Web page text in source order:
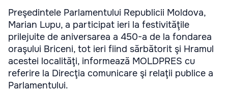
Preşedintele Parlamentului Republicii Moldova,
Marian Lupu, a participat ieri la festivităţile
prilejuite de aniversarea a 450-a de la fondarea
oraşului Briceni, tot ieri fiind sărbătorit şi Hramul
acestei localităţi, informează MOLDPRES cu
referire la Direcţia comunicare şi relaţii publice a
Parlamentului.